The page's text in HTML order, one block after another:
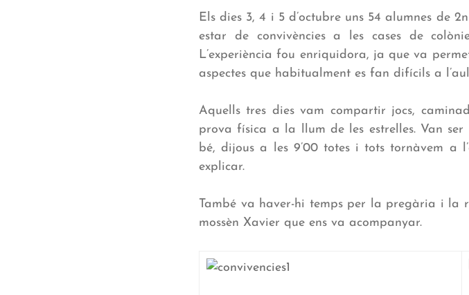
Els dies 3, 4 i 5 d’octubre uns 54 alumnes de
estar de convivències a les cases de
L’experiència fou enriquidora, ja que va
aspectes que habitualment es fan difícils a
Aquells tres dies vam compartir jocs,
prova física a la llum de les estrelles. Van
bé, dijous a les 9’00 totes i tots tornàvem a
explicar.
També va haver-hi temps per la pregària i la
mossèn Xavier que ens va acompanyar.